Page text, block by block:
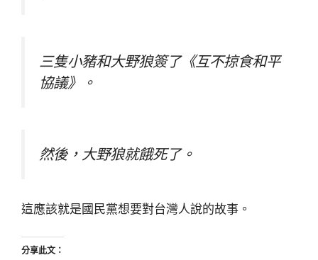
三隻小豬和大野狼簽了《互不掠食和平
協議》。
然後，大野狼就餓死了。
這應該就是國民黨想要對台灣人說的故事。
分享此文：